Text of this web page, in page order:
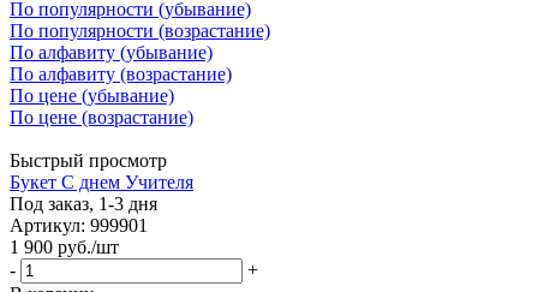
По популярности (убывание)
По популярности (возрастание)
По алфавиту (убывание)
По алфавиту (возрастание)
По цене (убывание)
По цене (возрастание)
Быстрый просмотр
Букет С днем Учителя
Под заказ, 1-3 дня
Артикул: 999901
1 900 руб./шт
-
+